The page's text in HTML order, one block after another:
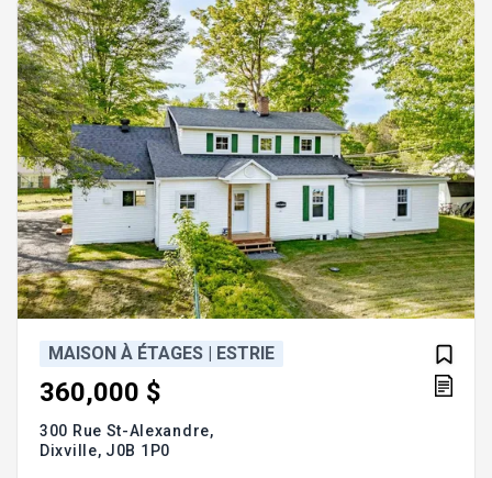
Une propriété abordable qui offre beaucoup plus
qu'il n'y paraît.
MAISON À ÉTAGES | ESTRIE
360,000 $
300 Rue St-Alexandre,
Dixville, J0B 1P0